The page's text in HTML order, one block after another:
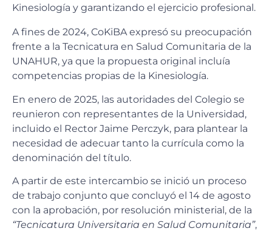
Kinesiología y garantizando el ejercicio profesional.
A fines de 2024, CoKiBA expresó su preocupación
frente a la Tecnicatura en Salud Comunitaria de la
UNAHUR, ya que la propuesta original incluía
competencias propias de la Kinesiología.
En enero de 2025, las autoridades del Colegio se
reunieron con representantes de la Universidad,
incluido el Rector Jaime Perczyk, para plantear la
necesidad de adecuar tanto la currícula como la
denominación del título.
A partir de este intercambio se inició un proceso
de trabajo conjunto que concluyó el 14 de agosto
con la aprobación, por resolución ministerial, de la
“Tecnicatura Universitaria en Salud Comunitaria”,